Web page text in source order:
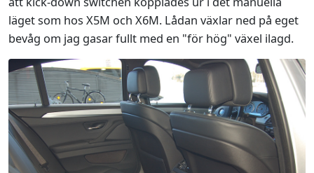
läget som hos X5M och X6M. Lådan växlar ned på eget
bevåg om jag gasar fullt med en "för hög" växel ilagd.